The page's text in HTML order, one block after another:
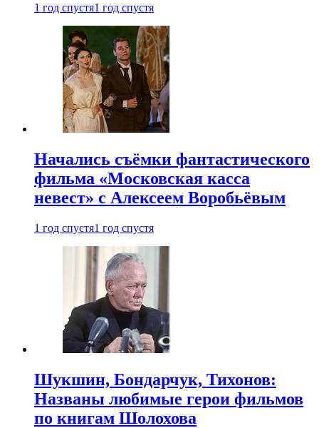
1 год спустя1 год спустя
Начались съёмки фантастического
фильма «Московская касса
невест» с Алексеем Воробьёвым
1 год спустя1 год спустя
Шукшин, Бондарчук, Тихонов:
Названы любимые герои фильмов
по книгам Шолохова